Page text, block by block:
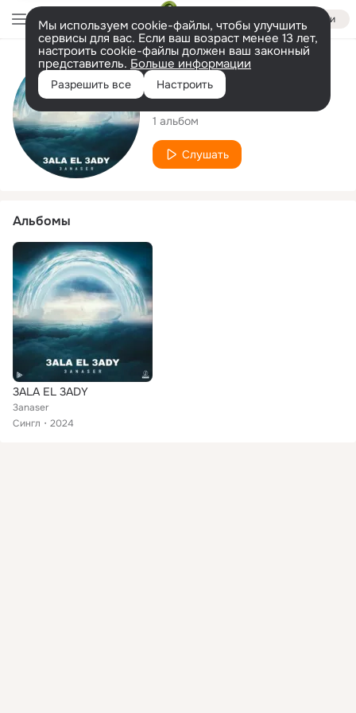
Войти
Мы используем cookie-файлы, чтобы улучшить
сервисы для вас. Если ваш возраст менее 13 лет,
настроить cookie-файлы должен ваш законный
представитель. Больше информации
Разрешить все Настроить
Исполнитель
3anaser
1 альбом
Слушать
Альбомы
3ALA EL 3ADY
3anaser
Сингл
2024